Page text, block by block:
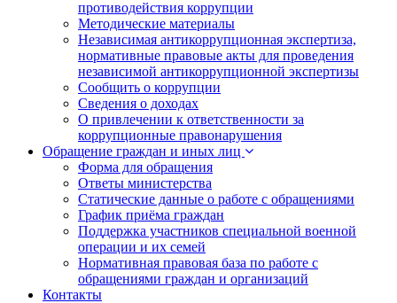
противодействия коррупции
Методические материалы
Независимая антикоррупционная экспертиза,
нормативные правовые акты для проведения
независимой антикоррупционной экспертизы
Сообщить о коррупции
Сведения о доходах
О привлечении к ответственности за
коррупционные правонарушения
Обращение граждан и иных лиц
Форма для обращения
Ответы министерства
Статические данные о работе с обращениями
График приёма граждан
Поддержка участников специальной военной
операции и их семей
Нормативная правовая база по работе с
обращениями граждан и организаций
Контакты